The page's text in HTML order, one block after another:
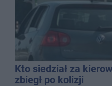
Kto siedział za
zbiegł po kolizji